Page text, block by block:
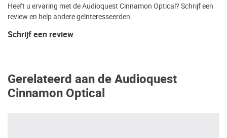
Heeft u ervaring met de Audioquest Cinnamon Optical? Schrijf een
review en help andere geïnteresseerden.
Schrijf een review
Gerelateerd aan de Audioquest
Cinnamon Optical